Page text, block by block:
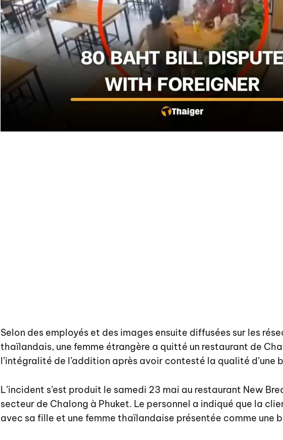
Selon des employés et des images ensuite diffusées sur les
thaïlandais, une femme étrangère a quitté un restaurant de
l’intégralité de l’addition après avoir contesté la qualité d’une
L’incident s’est produit le samedi 23 mai au restaurant New
secteur de Chalong à Phuket. Le personnel a indiqué que la
avec sa fille et une femme thaïlandaise présentée comme une